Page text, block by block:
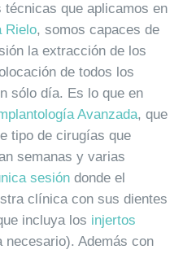
que aplicamos en
Rielo, somos capaces de
la extracción de los
de todos los
sólo día. Es lo que en
Avanzada, que
tipo de cirugías que
semanas y varias
sesióndonde el
clínica con sus dientes
incluya los injertos
necesario). Además con